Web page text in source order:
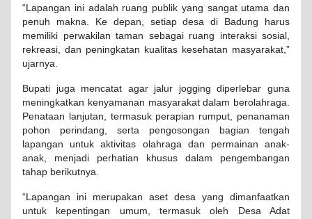
“Lapangan ini adalah ruang publik yang sangat utama dan
penuh makna. Ke depan, setiap desa di Badung harus
memiliki perwakilan taman sebagai ruang interaksi sosial,
rekreasi, dan peningkatan kualitas kesehatan masyarakat,”
ujarnya.
Bupati juga mencatat agar jalur jogging diperlebar guna
meningkatkan kenyamanan masyarakat dalam berolahraga.
Penataan lanjutan, termasuk perapian rumput, penanaman
pohon perindang, serta pengosongan bagian tengah
lapangan untuk aktivitas olahraga dan permainan anak-
anak, menjadi perhatian khusus dalam pengembangan
tahap berikutnya.
“Lapangan ini merupakan aset desa yang dimanfaatkan
untuk kepentingan umum, termasuk oleh Desa Adat